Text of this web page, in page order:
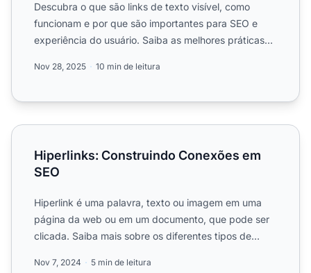
Descubra o que são links de texto visível, como
funcionam e por que são importantes para SEO e
experiência do usuário. Saiba as melhores práticas
Nov 28, 2025 10 min de leitura
Hiperlinks: Construindo Conexões em SEO
Hiperlinks: Construindo Conexões em
SEO
Hiperlink é uma palavra, texto ou imagem em uma
página da web ou em um documento, que pode ser
clicada. Saiba mais sobre os diferentes tipos de
Nov 7, 2024 5 min de leitura